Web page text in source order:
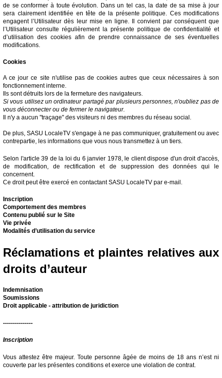
de se conformer à toute évolution. Dans un tel cas, la date de sa mise à jour
sera clairement identifiée en tête de la présente politique. Ces modifications
engagent l’Utilisateur dès leur mise en ligne. Il convient par conséquent que
l’Utilisateur consulte régulièrement la présente politique de confidentialité et
d’utilisation des cookies afin de prendre connaissance de ses éventuelles
modifications.
Cookies
A ce jour ce site n'utilise pas de cookies autres que ceux nécessaires à son
fonctionnement interne.
Ils sont détruits lors de la fermeture des navigateurs.
Si vous utilisez un ordinateur partagé par plusieurs personnes, n'oubliez pas de
vous déconnecter ou de fermer le navigateur.
Il n'y a aucun "traçage" des visiteurs ni des membres du réseau social.
De plus, SASU LocaleTV s'engage à ne pas communiquer, gratuitement ou avec
contrepartie, les informations que vous nous transmettez à un tiers.
Selon l'article 39 de la loi du 6 janvier 1978, le client dispose d'un droit d'accès,
de modification, de rectification et de suppression des données qui le
concernent.
Ce droit peut être exercé en contactant SASU LocaleTV par e-mail.
Inscription
Comportement des membres
Contenu publié sur le Site
Vie privée
Modalités d’utilisation du service
Réclamations et plaintes relatives aux
droits d’auteur
Indemnisation
Soumissions
Droit applicable - attribution de juridiction
---------------
Inscription
Vous attestez être majeur. Toute personne âgée de moins de 18 ans n’est ni
couverte par les présentes conditions et exerce une violation de contrat.